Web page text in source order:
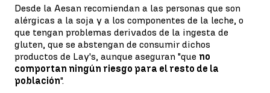
Desde la Aesan recomiendan a las personas que son
alérgicas a la soja y a los componentes de la leche, o
que tengan problemas derivados de la ingesta de
gluten, que se abstengan de consumir dichos
productos de Lay's, aunque aseguran "que no
comportan ningún riesgo para el resto de la
población".